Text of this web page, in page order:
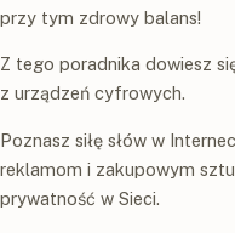
przy tym zdrowy balans!
Z tego poradnika dowiesz
z urządzeń cyfrowych.
Poznasz siłę słów w
reklamom i zakupowym
prywatność w Sieci.